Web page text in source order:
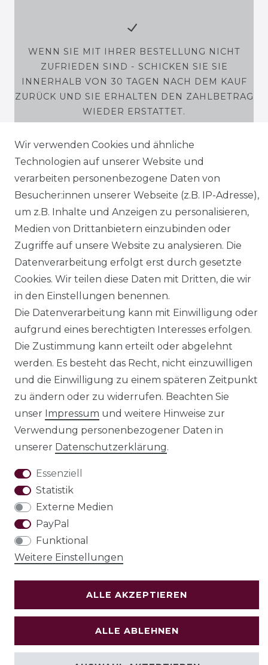
WENN SIE MIT IHRER BESTELLUNG NICHT
ZUFRIEDEN SIND - SCHICKEN SIE SIE
INNERHALB VON 30 TAGEN NACH DEM KAUF
ZURÜCK UND SIE ERHALTEN DEN ZAHLBETRAG
WIEDER ERSTATTET.
SHOP
MEIN KONTO
SERVICE
Holzenplotz
Impressum Daten­schutz­erklärung
AGB Barrierefreiheitserklärung
Wir verwenden Cookies und ähnliche
Technologien auf unserer Website und
verarbeiten personenbezogene Daten von
Besucher:innen unserer Webseite (z.B. IP-Adresse),
um z.B. Inhalte und Anzeigen zu personalisieren,
Medien von Drittanbietern einzubinden oder
Zugriffe auf unsere Website zu analysieren. Die
Datenverarbeitung erfolgt erst durch gesetzte
Cookies. Wir teilen diese Daten mit Dritten, die wir
in den Einstellungen benennen.
Die Datenverarbeitung kann mit Einwilligung oder
aufgrund eines berechtigten Interesses erfolgen.
Die Zustimmung kann erteilt oder abgelehnt
werden. Es besteht das Recht, nicht einzuwilligen
und die Einwilligung zu einem späteren Zeitpunkt
zu ändern oder zu widerrufen. Beachten Sie
unser Impressum und weitere Hinweise zur
Verwendung personenbezogener Daten in
unserer Daten­schutz­erklärung.
Essenziell
Statistik
Externe Medien
PayPal
Funktional
Weitere Einstellungen
ALLE AKZEPTIEREN
ALLE ABLEHNEN